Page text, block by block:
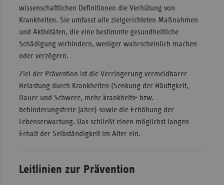
wissenschaftlichen Definitionen die Verhütung von
Krankheiten. Sie umfasst alle zielgerichteten Maßnahmen
und Aktivitäten, die eine bestimmte gesundheitliche
Schädigung verhindern, weniger wahrscheinlich machen
oder verzögern.
Ziel der Prävention ist die Verringerung vermeidbarer
Belastung durch Krankheiten (Senkung der Häufigkeit,
Dauer und Schwere, mehr krankheits- bzw.
behinderungsfreie Jahre) sowie die Erhöhung der
Lebenserwartung. Das schließt einen möglichst langen
Erhalt der Selbständigkeit im Alter ein.
Leitlinien zur Prävention